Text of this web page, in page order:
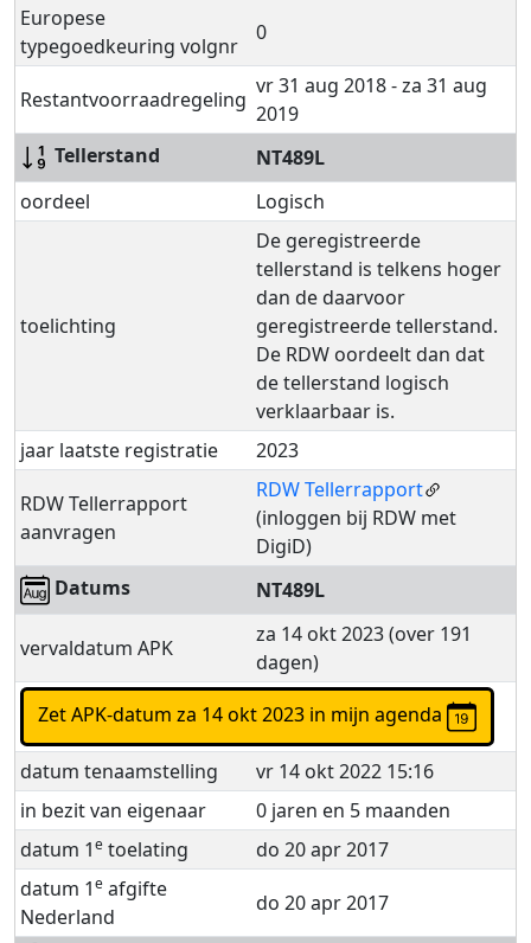
Europese
typegoedkeuring volgnr
0
Restantvoorraadregeling
vr 31 aug 2018 - za 31 aug
2019
Tellerstand
NT489L
oordeel
Logisch
toelichting
De geregistreerde
tellerstand is telkens hoger
dan de daarvoor
geregistreerde tellerstand.
De RDW oordeelt dan dat
de tellerstand logisch
verklaarbaar is.
jaar laatste registratie
2023
RDW Tellerrapport
aanvragen
RDW Tellerrapport
(inloggen bij RDW met
DigiD)
Datums
NT489L
vervaldatum APK
za 14 okt 2023 (over 191
dagen)
Zet APK-datum za 14 okt 2023 in mijn agenda
datum tenaamstelling
vr 14 okt 2022 15:16
in bezit van eigenaar
0 jaren en 5 maanden
datum 1e toelating
do 20 apr 2017
datum 1e afgifte
Nederland
do 20 apr 2017